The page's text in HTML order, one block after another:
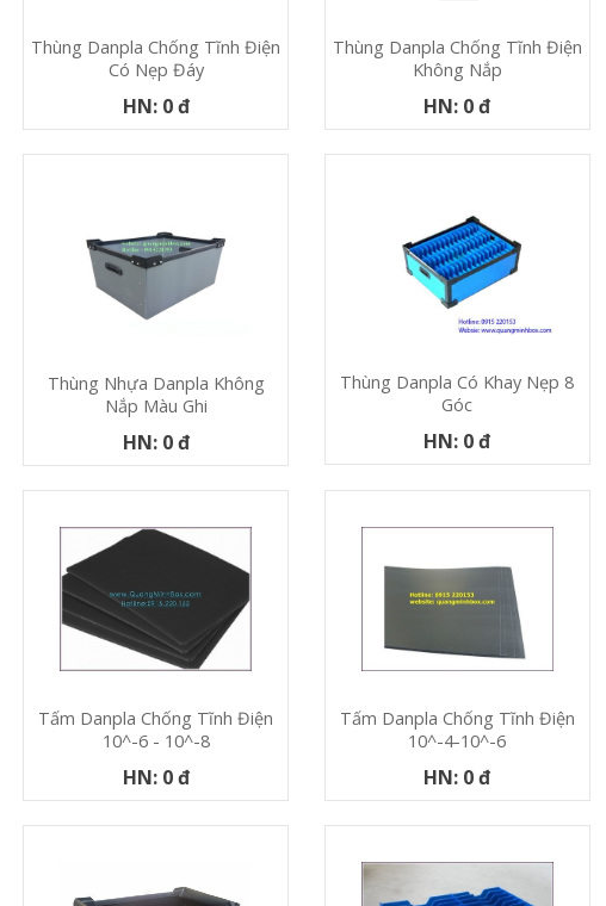
Thùng Danpla Chống Tĩnh Điện
Có Nẹp Đáy
HN: 0 đ
Thùng Danpla Chống Tĩnh Điện
Không Nắp
HN: 0 đ
Thùng Nhựa Danpla Không
Nắp Màu Ghi
HN: 0 đ
Thùng Danpla Có Khay Nẹp 8
Góc
HN: 0 đ
Tấm Danpla Chống Tĩnh Điện
10^-6 - 10^-8
HN: 0 đ
Tấm Danpla Chống Tĩnh Điện
10^-4-10^-6
HN: 0 đ